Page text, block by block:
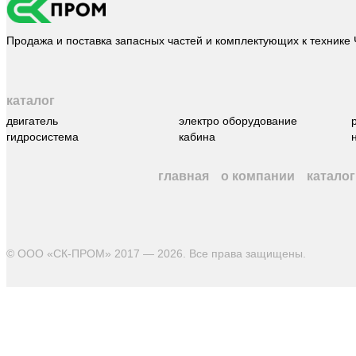
Продажа и поставка запасных частей и комплектующих к
каталог
двигатель электро оборудование
гидросистема
кабина
главная о компании каталог
© ООО «СК-ПРОМ» 2017 — 2026. Все права защищены.